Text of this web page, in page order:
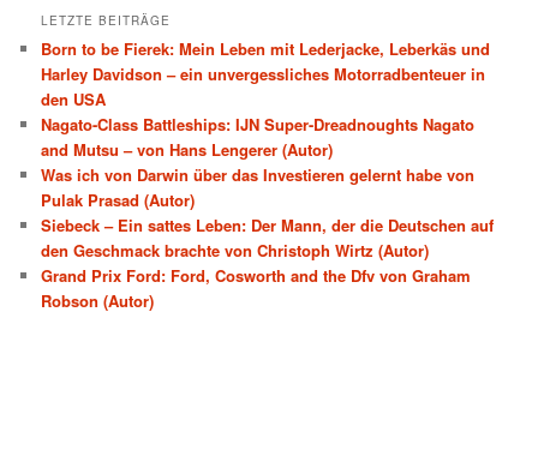
LETZTE BEITRÄGE
Born to be Fierek: Mein Leben mit Lederjacke, Leberkäs und
Harley Davidson – ein unvergessliches Motorradbenteuer in
den USA
Nagato-Class Battleships: IJN Super-Dreadnoughts Nagato
and Mutsu – von Hans Lengerer (Autor)
Was ich von Darwin über das Investieren gelernt habe von
Pulak Prasad (Autor)
Siebeck – Ein sattes Leben: Der Mann, der die Deutschen auf
den Geschmack brachte von Christoph Wirtz (Autor)
Grand Prix Ford: Ford, Cosworth and the Dfv von Graham
Robson (Autor)